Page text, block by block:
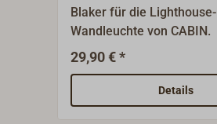
Blaker für die Lighthouse-
Wandleuchte von CABIN.
29,90 € *
Details